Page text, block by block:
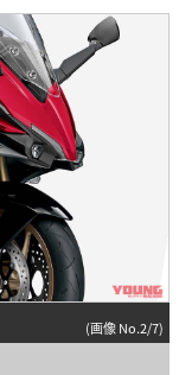
(画像 No.2/7)